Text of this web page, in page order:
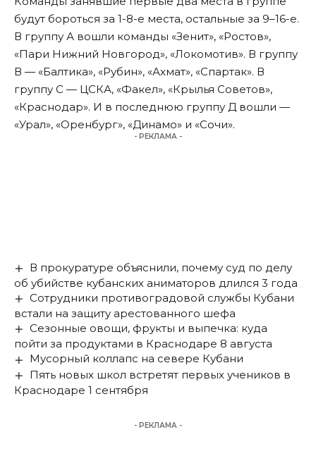
будут бороться за 1-8-е места, остальные за 9–16-е.
В группу А вошли команды «Зенит», «Ростов»,
«Пари Нижний Новгород», «Локомотив». В группу
В — «Балтика», «Рубин», «Ахмат», «Спартак». В
группу С — ЦСКА, «Факел», «Крылья Советов»,
«Краснодар». И в последнюю группу Д вошли —
«Урал», «Оренбург», «Динамо» и «Сочи».
- РЕКЛАМА -
В прокуратуре объяснили, почему суд по делу
об убийстве кубанских аниматоров длился 3 года
Сотрудники противоградовой службы Кубани
встали на защиту арестованного шефа
Сезонные овощи, фрукты и выпечка: куда
пойти за продуктами в Краснодаре 8 августа
Мусорный коллапс на севере Кубани
Пять новых школ встретят первых учеников в
Краснодаре 1 сентября
- РЕКЛАМА -